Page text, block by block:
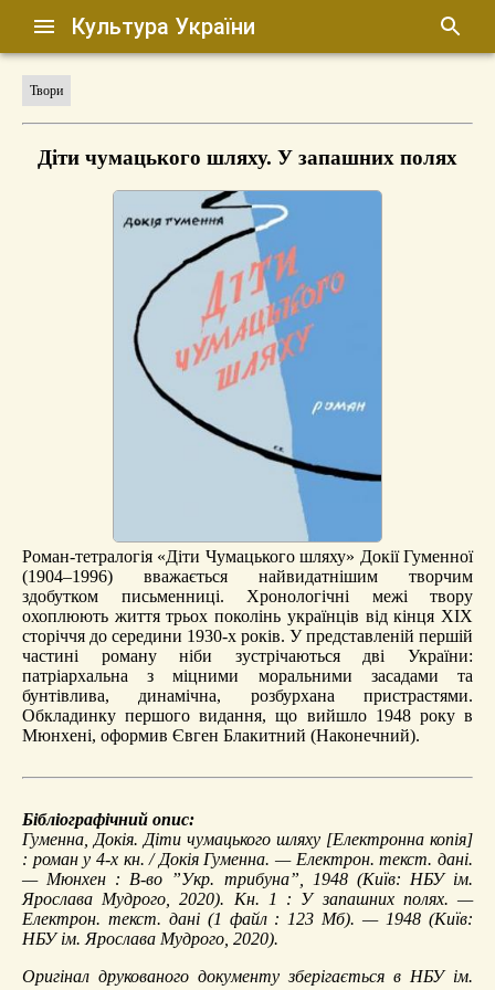
Культура України
Твори
Діти чумацького шляху. У запашних полях
Роман-тетралогія «Діти Чумацького шляху» Докії Гуменної
(1904–1996) вважається найвидатнішим творчим
здобутком письменниці. Хронологічні межі твору
охоплюють життя трьох поколінь українців від кінця ХІХ
сторіччя до середини 1930-х років. У представленій першій
частині роману ніби зустрічаються дві України:
патріархальна з міцними моральними засадами та
бунтівлива, динамічна, розбурхана пристрастями.
Обкладинку першого видання, що вийшло 1948 року в
Мюнхені, оформив Євген Блакитний (Наконечний).
Бібліографічний опис:
Гуменна, Докія. Діти чумацького шляху [Електронна копія]
: роман у 4-х кн. / Докія Гуменна. — Електрон. текст. дані.
— Мюнхен : В-во ”Укр. трибуна”, 1948 (Київ: НБУ ім.
Ярослава Мудрого, 2020). Кн. 1 : У запашних полях. —
Електрон. текст. дані (1 файл : 123 Мб). — 1948 (Київ:
НБУ ім. Ярослава Мудрого, 2020).
Оригінал друкованого документу зберігається в НБУ ім.